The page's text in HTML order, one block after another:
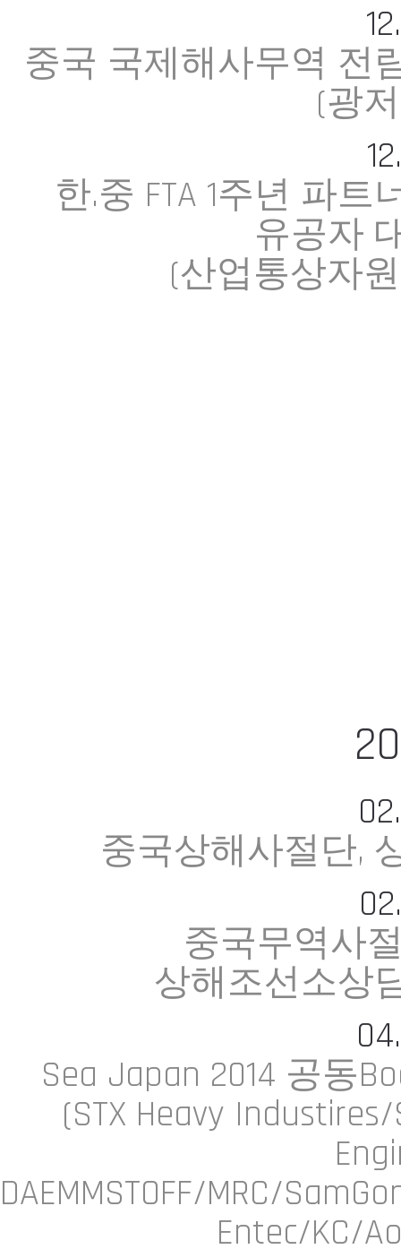
중국 국제해사무역 전
(광
한.중 FTA 1주년 파트
유공자
(산업통상자
중국상해사절단,
중국무역사
상해조선소상
Sea Japan 2014 공동
(STX Heavy Industires/
DAEMMSTOFF/MRC/
Entec/KC/